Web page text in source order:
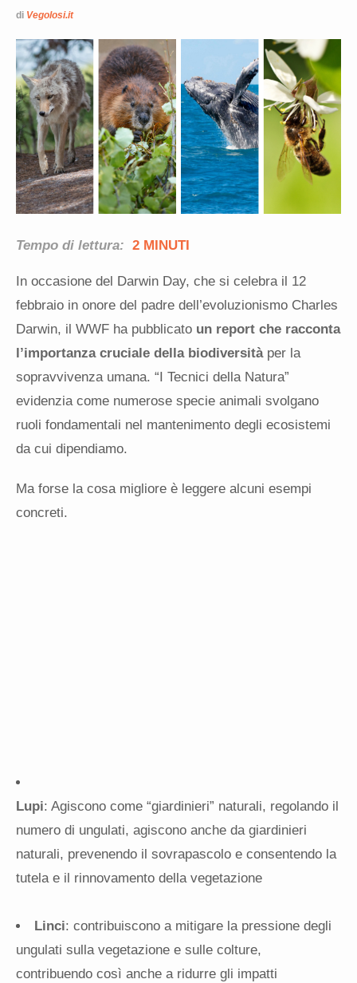
di Vegolosi.it
Tempo di lettura: 2 MINUTI
In occasione del Darwin Day, che si celebra il 12
febbraio in onore del padre dell’evoluzionismo Charles
Darwin, il WWF ha pubblicato un report che racconta
l’importanza cruciale della biodiversitàper la
sopravvivenza umana. “I Tecnici della Natura”
evidenzia come numerose specie animali svolgano
ruoli fondamentali nel mantenimento degli ecosistemi
da cui dipendiamo.
Ma forse la cosa migliore è leggere alcuni esempi
concreti.
Lupi: Agiscono come “giardinieri” naturali, regolando il
numero di ungulati, agiscono anche da giardinieri
naturali, prevenendo il sovrapascolo e consentendo la
tutela e il rinnovamento della vegetazione
Linci: contribuiscono a mitigare la pressione degli
ungulati sulla vegetazione e sulle colture,
contribuendo così anche a ridurre gli impatti